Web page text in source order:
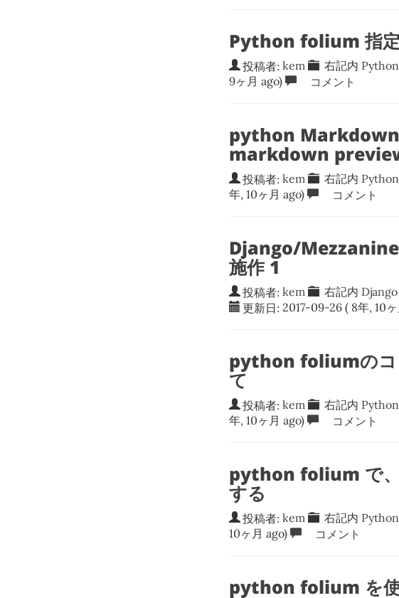
Python folium 指定
投稿者: kem 右記内 Python
9ヶ月 ago)
コメント
python Markdown
markdown preview
投稿者: kem 右記内 Python
年, 10ヶ月 ago)
コメント
Django/
施作 1
投稿者: kem 右記内 Django
更新日: 2017-09-26 ( 8年, 10
python foliumのコ
て
投稿者: kem 右記内 Python
年, 10ヶ月 ago)
コメント
python folium で、
する
投稿者: kem 右記内 Python
10ヶ月 ago)
コメント
python folium を使